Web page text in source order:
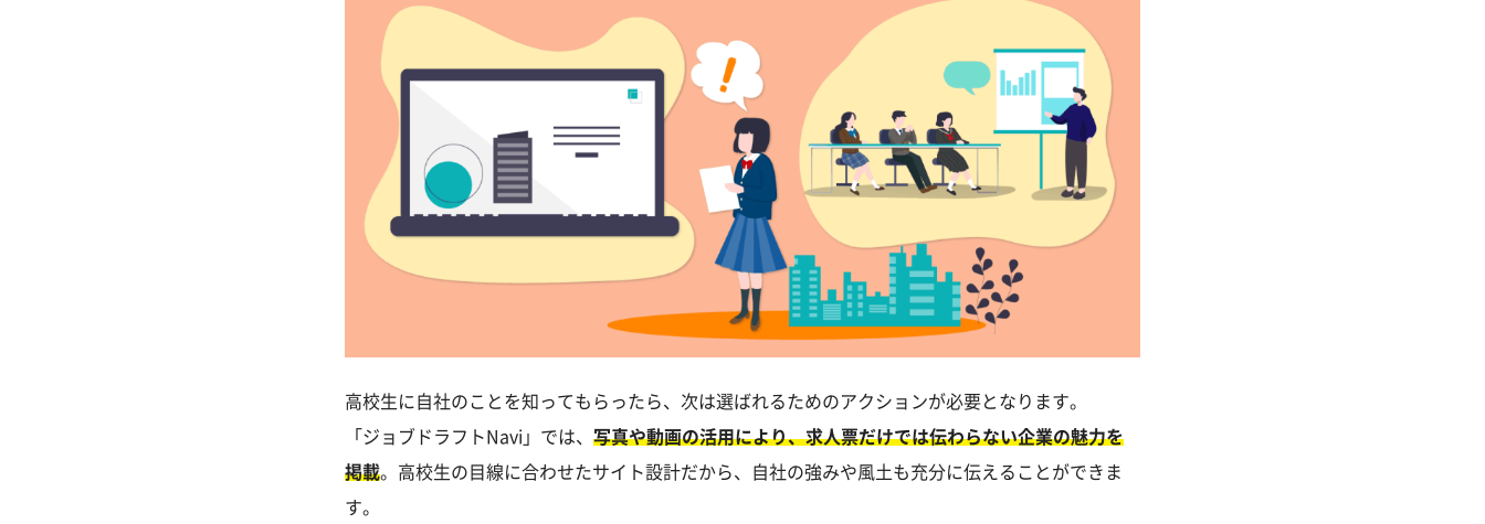
高校生に自社のことを知ってもらったら、次は選ばれるためのアクションが必要となります。
「ジョブドラフトNavi」では、 写真や動画の活用により、求人票だけでは伝わらない企業の魅力を
掲載。高校生の目線に合わせたサイト設計だから、自社の強みや風土も充分に伝えることができま
す。